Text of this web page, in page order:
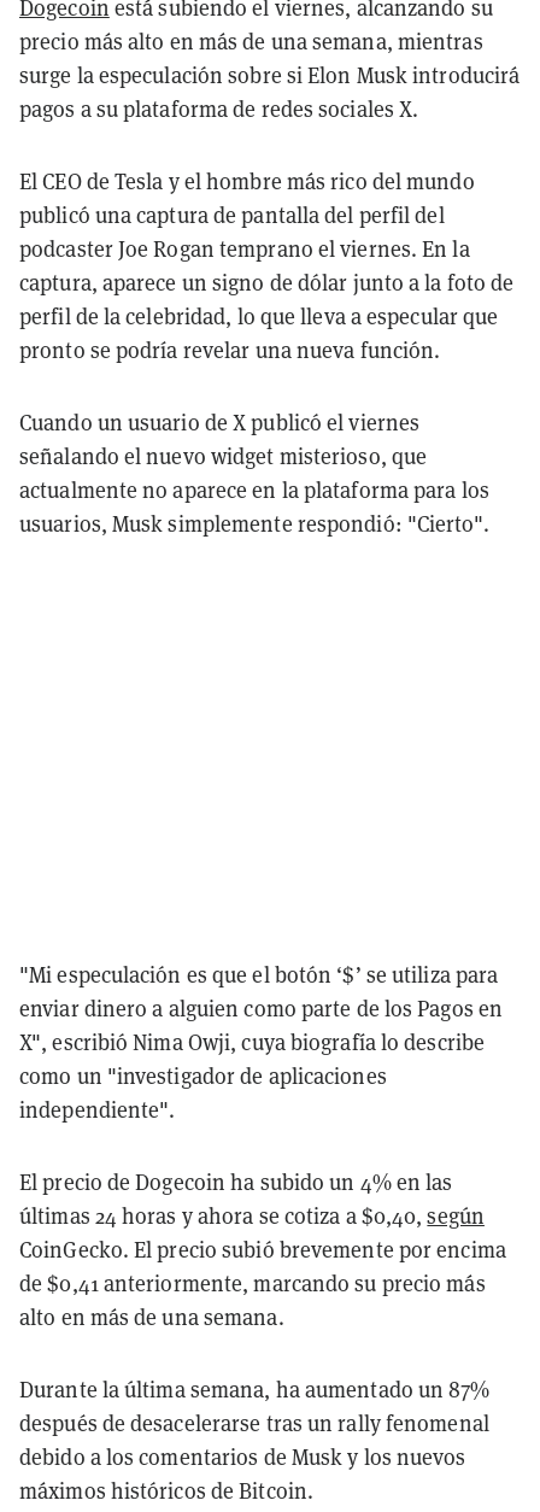
Dogecoin está subiendo el viernes, alcanzando su
precio más alto en más de una semana, mientras
surge la especulación sobre si Elon Musk introducirá
pagos a su plataforma de redes sociales X.
El CEO de Tesla y el hombre más rico del mundo
publicó una captura de pantalla del perfil del
podcaster Joe Rogan temprano el viernes. En la
captura, aparece un signo de dólar junto a la foto de
perfil de la celebridad, lo que lleva a especular que
pronto se podría revelar una nueva función.
Cuando un usuario de X publicó el viernes
señalando el nuevo widget misterioso, que
actualmente no aparece en la plataforma para los
usuarios, Musk simplemente respondió: "Cierto".
"Mi especulación es que el botón ‘$’ se utiliza para
enviar dinero a alguien como parte de los Pagos en
X", escribió Nima Owji, cuya biografía lo describe
como un "investigador de aplicaciones
independiente".
El precio de Dogecoin ha subido un 4% en las
últimas 24 horas y ahora se cotiza a $0,40,según
CoinGecko. El precio subió brevemente por encima
de $0,41 anteriormente, marcando su precio más
alto en más de una semana.
Durante la última semana, ha aumentado un 87%
después de desacelerarse tras un rally fenomenal
debido a los comentarios de Musk y los nuevos
máximos históricos de Bitcoin.